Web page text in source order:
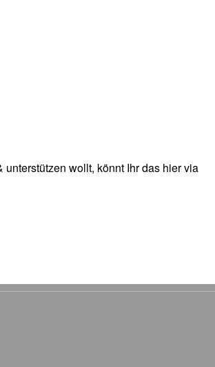
wollt, könnt Ihr das hier via